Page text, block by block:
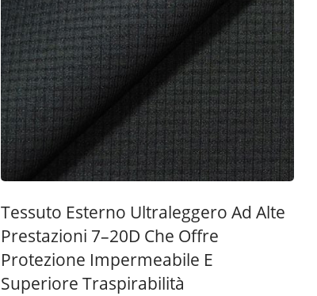
Tessuto Esterno Ultraleggero Ad Alte
Prestazioni 7–20D Che Offre
Protezione Impermeabile E
Superiore Traspirabilità